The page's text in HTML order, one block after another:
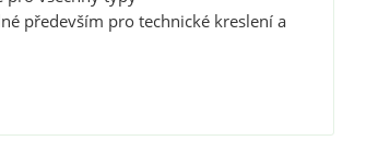
především pro technické kreslení a